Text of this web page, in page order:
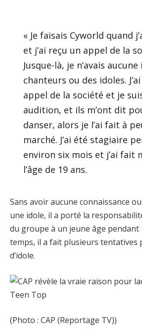
« Je faisais Cyworld quand
et j’ai reçu un appel de la
Jusque-là, je n’avais aucune
chanteurs ou des idoles.
appel de la société et je
audition, et ils m’ont dit
danser, alors je l’ai fait à
marché. J’ai été stagiaire
environ six mois et j’ai fait
l’âge de 19 ans.
Sans avoir aucune connaissance
une idole, il a porté la
du groupe à un jeune âge pendant
temps, il a fait plusieurs tentatives
d’idole.
(Photo : CAP (Reportage TV))